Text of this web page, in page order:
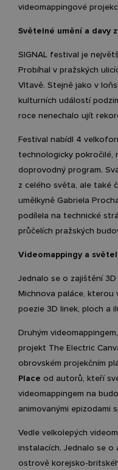
videomappingové
Světelné umění a davy
SIGNAL festival je
Probíhal v pražských
Vltavě. Stejně jako v
kulturních událostí
roce nenechalo ujít
Festival nabídl 4
technologicky
doprovodný program.
z celého světa, ale také
umělkyně Gabriela
podílela na technické
průčelích pražských
Videomappingy a
Jednalo se o zajištění
Michnova paláce,
poezie 3D linek, ploch a
Druhým
projekt The Electric
obrovském projekčním
Place od autorů, kteří
videomappingem na
animovanými epizodami
Vedle velkolepých
instalacích. Jednalo se
ostrově korejsko-